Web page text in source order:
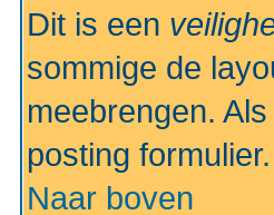
Dit is een
sommige de
meebrengen.
posting formulier.
Naar boven